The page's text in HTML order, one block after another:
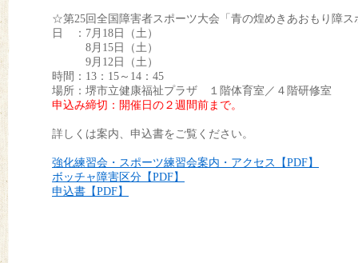
☆第25回全国障害者スポーツ大会「青の煌めきあおもり障
日 ：7月18日（土）
8月15日（土）
9月12日（土）
時間：13：15～14：45
場所：堺市立健康福祉プラザ １階体育室／４階研修室
申込み締切：開催日の２週間前まで。
詳しくは案内、申込書をご覧ください。
強化練習会・スポーツ練習会案内・アクセス【PDF】
ボッチャ障害区分【PDF】
申込書【PDF】